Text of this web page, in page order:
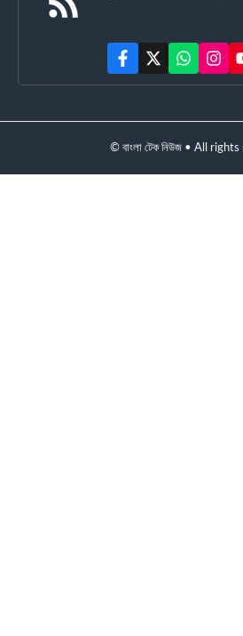
© বাংলা টেক নিউজ • All